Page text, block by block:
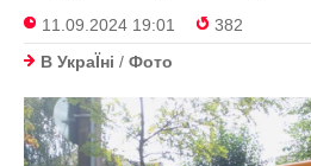
11.09.2024 19:01
382
В УкраЇнi / Фото